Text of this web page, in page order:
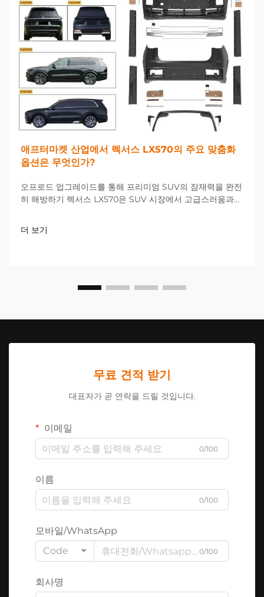
애프터마켓 산업에서 렉서스 LX570의 주요 맞춤화
옵션은 무엇인가?
오프로드 업그레이드를 통해 프리미엄 SUV의 잠재력을 완전
히 해방하기 렉서스 LX570은 SUV 시장에서 고급스러움과
이 공장 사양을 넘어서는 차량 개선을 원하고 있습니다. 오프
로드...
더 보기
무료 견적 받기
대표자가 곧 연락을 드릴 것입니다.
이메일
0/100
이름
0/100
모바일/WhatsApp
Code
0/100
회사명